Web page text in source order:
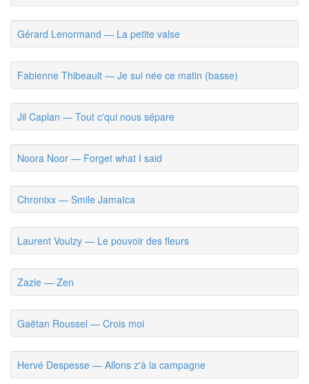
Gérard Lenormand — La petite valse
Fabienne Thibeault — Je sui née ce matin (basse)
Jil Caplan — Tout c'qui nous sépare
Noora Noor — Forget what I said
Chronixx — Smile Jamaïca
Laurent Voulzy — Le pouvoir des fleurs
Zazie — Zen
Gaëtan Roussel — Crois moi
Hervé Despesse — Allons z'à la campagne